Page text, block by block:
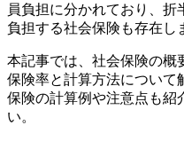
員負担に分かれており、
負担する社会保険も存在し
本記事では、社会保険の概
保険率と計算方法について
保険の計算例や注意点も紹
い。